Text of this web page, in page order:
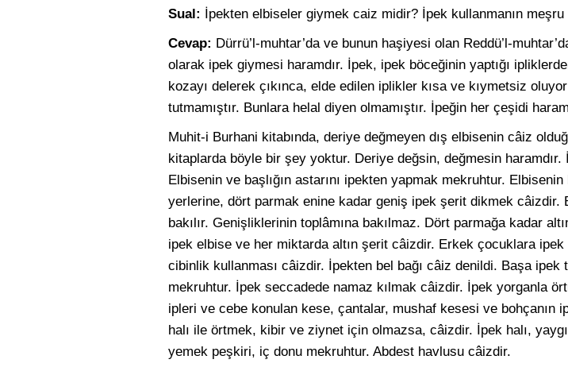
Sual: İpekten elbiseler giymek caiz midir? İpek kullanmanın
Cevap: Dürrü’l-muhtar’da ve bunun haşiyesi olan Reddü’l-
olarak ipek giymesi haramdır. İpek, ipek böceğinin yaptığı
kozayı delerek çıkınca, elde edilen iplikler kısa ve kıymetsiz
tutmamıştır. Bunlara helal diyen olmamıştır. İpeğin her çeşidi
Muhit-i Burhani kitabında, deriye değmeyen dış elbisenin câiz
kitaplarda böyle bir şey yoktur. Deriye değsin, değmesin
Elbisenin ve başlığın astarını ipekten yapmak mekruhtur.
yerlerine, dört parmak enine kadar geniş ipek şerit dikmek câizdir.
bakılır. Genişliklerinin toplâmına bakılmaz. Dört parmağa kadar
ipek elbise ve her miktarda altın şerit câizdir. Erkek çocuklara
cibinlik kullanması câizdir. İpekten bel bağı câiz denildi. Başa
mekruhtur. İpek seccadede namaz kılmak câizdir. İpek yorganla
ipleri ve cebe konulan kese, çantalar, mushaf kesesi ve bohçanın
halı ile örtmek, kibir ve ziynet için olmazsa, câizdir. İpek halı,
yemek peşkiri, iç donu mekruhtur. Abdest havlusu câizdir.